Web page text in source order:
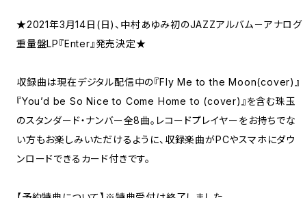
★2021年3月14日(日)、中村あゆみ初のJAZZアルバム－アナログ
重量盤LP『Enter』発売決定★
収録曲は現在デジタル配信中の『Fly Me to the Moon(cover)』
『You’d be So Nice to Come Home to (cover)』を含む珠玉
のスタンダード・ナンバー全8曲。レコードプレイヤーをお持ちでな
い方もお楽しみいただけるように、収録楽曲がPCやスマホにダウ
ンロードできるカード付きです。